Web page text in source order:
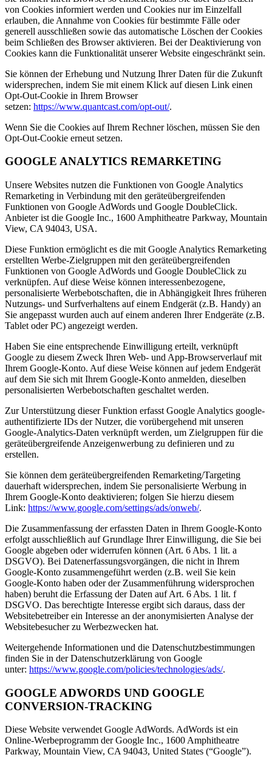
von Cookies informiert werden und Cookies nur im Einzelfall
erlauben, die Annahme von Cookies für bestimmte Fälle oder
generell ausschließen sowie das automatische Löschen der Cookies
beim Schließen des Browser aktivieren. Bei der Deaktivierung von
Cookies kann die Funktionalität unserer Website eingeschränkt sein.
Sie können der Erhebung und Nutzung Ihrer Daten für die Zukunft
widersprechen, indem Sie mit einem Klick auf diesen Link einen
Opt-Out-Cookie in Ihrem Browser
setzen: https://www.quantcast.com/opt-out/.
Wenn Sie die Cookies auf Ihrem Rechner löschen, müssen Sie den
Opt-Out-Cookie erneut setzen.
GOOGLE ANALYTICS REMARKETING
Unsere Websites nutzen die Funktionen von Google Analytics
Remarketing in Verbindung mit den geräteübergreifenden
Funktionen von Google AdWords und Google DoubleClick.
Anbieter ist die Google Inc., 1600 Amphitheatre Parkway, Mountain
View, CA 94043, USA.
Diese Funktion ermöglicht es die mit Google Analytics Remarketing
erstellten Werbe-Zielgruppen mit den geräteübergreifenden
Funktionen von Google AdWords und Google DoubleClick zu
verknüpfen. Auf diese Weise können interessenbezogene,
personalisierte Werbebotschaften, die in Abhängigkeit Ihres früheren
Nutzungs- und Surfverhaltens auf einem Endgerät (z.B. Handy) an
Sie angepasst wurden auch auf einem anderen Ihrer Endgeräte (z.B.
Tablet oder PC) angezeigt werden.
Haben Sie eine entsprechende Einwilligung erteilt, verknüpft
Google zu diesem Zweck Ihren Web- und App-Browserverlauf mit
Ihrem Google-Konto. Auf diese Weise können auf jedem Endgerät
auf dem Sie sich mit Ihrem Google-Konto anmelden, dieselben
personalisierten Werbebotschaften geschaltet werden.
Zur Unterstützung dieser Funktion erfasst Google Analytics google-
authentifizierte IDs der Nutzer, die vorübergehend mit unseren
Google-Analytics-Daten verknüpft werden, um Zielgruppen für die
geräteübergreifende Anzeigenwerbung zu definieren und zu
erstellen.
Sie können dem geräteübergreifenden Remarketing/Targeting
dauerhaft widersprechen, indem Sie personalisierte Werbung in
Ihrem Google-Konto deaktivieren; folgen Sie hierzu diesem
Link: https://www.google.com/settings/ads/onweb/.
Die Zusammenfassung der erfassten Daten in Ihrem Google-Konto
erfolgt ausschließlich auf Grundlage Ihrer Einwilligung, die Sie bei
Google abgeben oder widerrufen können (Art. 6 Abs. 1 lit. a
DSGVO). Bei Datenerfassungsvorgängen, die nicht in Ihrem
Google-Konto zusammengeführt werden (z.B. weil Sie kein
Google-Konto haben oder der Zusammenführung widersprochen
haben) beruht die Erfassung der Daten auf Art. 6 Abs. 1 lit. f
DSGVO. Das berechtigte Interesse ergibt sich daraus, dass der
Websitebetreiber ein Interesse an der anonymisierten Analyse der
Websitebesucher zu Werbezwecken hat.
Weitergehende Informationen und die Datenschutzbestimmungen
finden Sie in der Datenschutzerklärung von Google
unter: https://www.google.com/policies/technologies/ads/.
GOOGLE ADWORDS UND GOOGLE
CONVERSION-TRACKING
Diese Website verwendet Google AdWords. AdWords ist ein
Online-Werbeprogramm der Google Inc., 1600 Amphitheatre
Parkway, Mountain View, CA 94043, United States (“Google”).